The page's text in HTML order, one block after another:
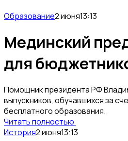
Образование2 июня13:13
Мединский
для
Помощник президента РФ
выпускников, обучавшихся за
бесплатного образования.
Читать полностью
История2 июня13:13